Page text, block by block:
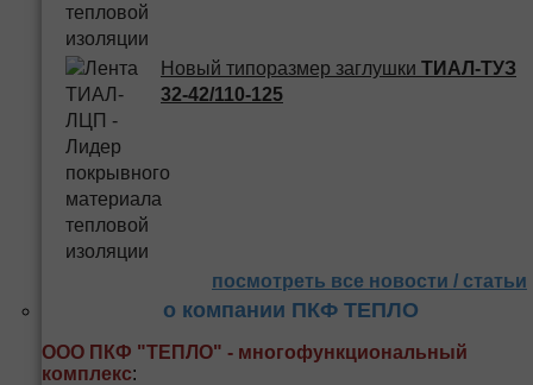
Новый типоразмер заглушки ТИАЛ-ТУЗ
32-42/110-125
посмотреть все новости / статьи
о компании ПКФ ТЕПЛО
ООО ПКФ "ТЕПЛО" - многофункциональный
комплекс: